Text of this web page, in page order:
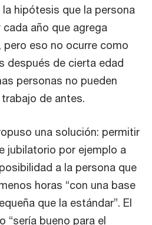
hipótesis que la persona
año que agrega
pero eso no ocurre como
después de cierta edad
personas no pueden
de antes.
una solución: permitir
jubilatorio por ejemplo a
a la persona que
horas “con una base
que la estándar”. El
“sería bueno para el